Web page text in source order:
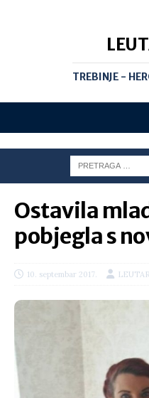
TREBINJE -
Ostavila
pobjegla s
10. septembar 2017. LEUTAR